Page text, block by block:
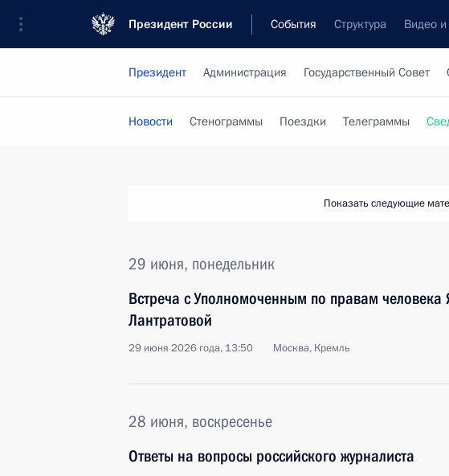
Президент России События Структура Видео
Президент Администрация Государственный Совет
Новости Стенограммы Поездки Телеграммы
Показать следующие
29 июня, понедельник
Встреча с Уполномоченным по правам человека
Лантратовой
29 июня 2026 года, 13:50 Москва, Кремль
28 июня, воскресенье
Ответы на вопросы российского журналиста